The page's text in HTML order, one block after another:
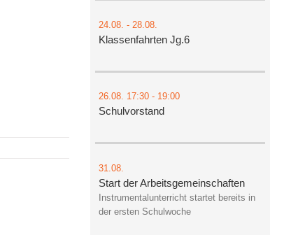
24.08. - 28.08.
Klassenfahrten Jg.6
26.08. 17:30- 19:00
Schulvorstand
31.08.
Start der Arbeitsgemeinschaften
Instrumentalunterricht startet bereits in
der ersten Schulwoche